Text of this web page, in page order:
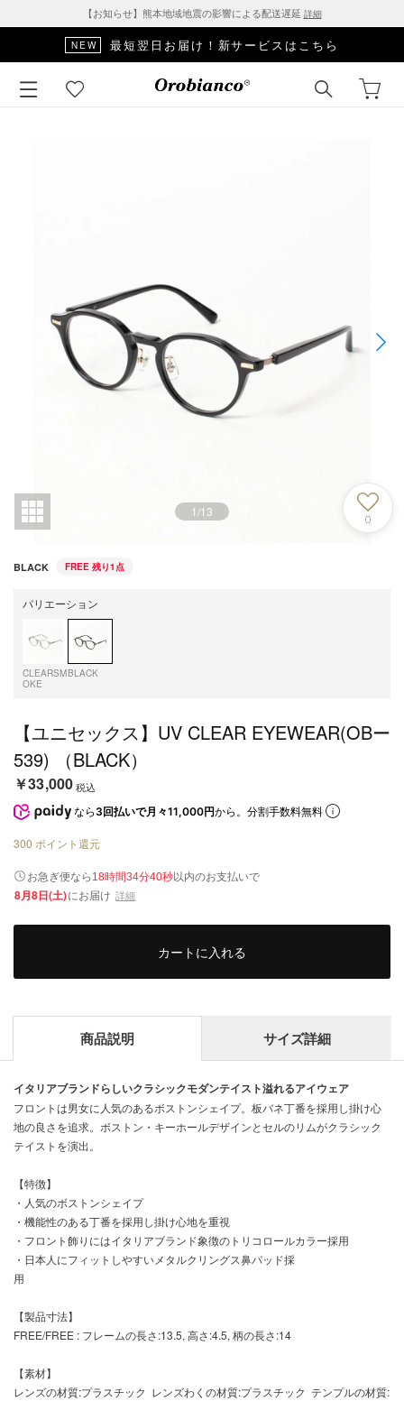
【お知らせ】熊本地域地震の影響による配送遅延 詳細
NEW 最短翌日お届け！新サービスはこちら
1/13
0
BLACK FREE 残り1点
バリエーション
CLEARSM
OKE
BLACK
【ユニセックス】UV CLEAR EYEWEAR(OBー
539) （BLACK）
￥33,000税込
なら 3回払いで月々11,000円から。分割手数料無料
300 ポイント還元
お急ぎ便なら 18時間34分40秒以内のお支払いで
8月8日(土)にお届け 詳細
カートに入れる
商品説明 サイズ詳細
イタリアブランドらしいクラシックモダンテイスト溢れるアイウェア
フロントは男女に人気のあるボストンシェイプ。板バネ丁番を採用し掛け心
地の良さを追求。ボストン・キーホールデザインとセルのリムがクラシック
テイストを演出。
【特徴】
・人気のボストンシェイプ
・機能性のある丁番を採用し掛け心地を重視
・フロント飾りにはイタリアブランド象徴のトリコロールカラー採用
・日本人にフィットしやすいメタルクリングス鼻パッド採
【製品寸法】
FREE/FREE : フレームの長さ:13.5, 高さ:4.5, 柄の長さ:14
【素材】
レンズの材質:プラスチック レンズわくの材質:プラスチック テンプルの材質: